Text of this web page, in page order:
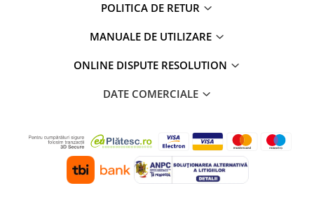
Rame adaptoare Subaru
Rame adaptoare Iveco
Rame adaptoare Smart
Rame adaptoare Ssangyong
Rame adaptoare Hummer
Camere marșarier auto
POLITICA DE RETUR
MANUALE DE UTILIZARE
ONLINE DISPUTE RESOLUTION
DATE COMERCIALE